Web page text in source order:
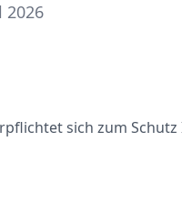
2026
sich zum